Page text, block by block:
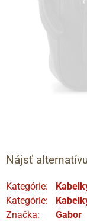
Nájsť
Kategórie:
Kategórie:
Značka:
Gabor